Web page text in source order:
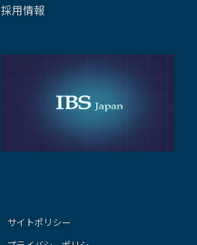
採用情報
サイトポリシー